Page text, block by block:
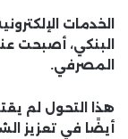
الخدمات
البنكي، أصبحت
المصرفي.
هذا التحول لم
أيضًا في تعزيز